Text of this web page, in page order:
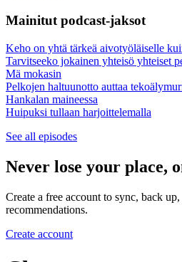
Mainitut podcast-jaksot
Keho on yhtä tärkeä aivotyöläiselle
Tarvitseeko jokainen yhteisö yhteiset
Mä mokasin
Pelkojen haltuunotto auttaa
Hankalan maineessa
Huipuksi tullaan harjoittelemalla
See all episodes
Never lose your place,
Create a free account to sync, back
recommendations.
Create account